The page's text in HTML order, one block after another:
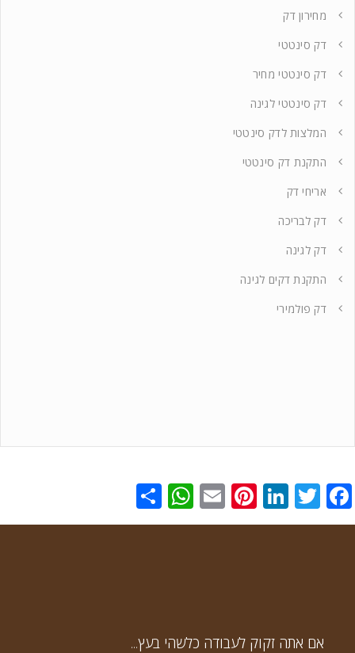
מחירון דק
דק סינטטי
דק סינטטי מחיר
דק סינטטי לגינה
המלצות לדק סינטטי
התקנת דק סינטטי
אריחי דק
דק לבריכה
דק לגינה
התקנת דקים לגינה
דק פולמירי
Facebook
Twitter
LinkedIn
Pinterest
Email
WhatsApp
...אם אתה זקוק לעבודה כלשהי בעץ